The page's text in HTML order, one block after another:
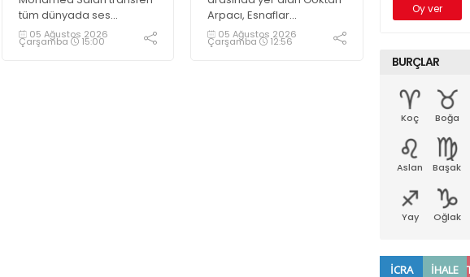
tüm dünyada ses
getirirken Kocaeli
amatöründe de çok
05 Ağustos 2026
Çarşamba 15:00
Arpacı, Esnaflar
Turnuvası’nda Ultra Çelik
takımının kalesini koruyor.
05 Ağustos 2026
Çarşamba 12:56
Oy ver
BURÇLAR
Koç Boğa
Aslan Başak
Yay Oğlak